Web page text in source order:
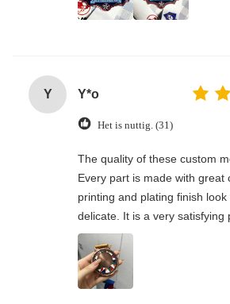
Y Y*o
Het is nuttig. (31)
The quality of these custom
Every part is made with great
printing and plating finish
delicate. It is a very satisfying